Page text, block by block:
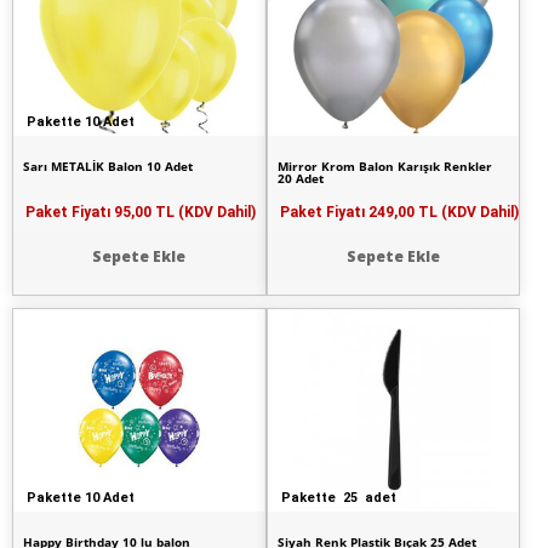
Pakette 10 Adet
Sarı METALİK Balon 10 Adet
Paket Fiyatı 95,00 TL (KDV Dahil)
Sepete Ekle
Mirror Krom Balon Karışık Renkler
20 Adet
Paket Fiyatı 249,00 TL (KDV Dahil)
Sepete Ekle
Pakette 10 Adet
Happy Birthday 10 lu balon
Pakette 25 adet
Siyah Renk Plastik Bıçak 25 Adet